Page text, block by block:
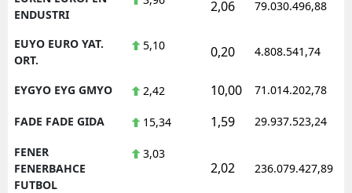
ENDUSTRI
2,06 79.030.496,88
EUYO EURO YAT.
ORT.
5,10 0,20 4.808.541,74
EYGYO EYG GMYO 2,42 10,00 71.014.202,78
FADE FADE GIDA 15,34 1,59 29.937.523,24
FENER
FENERBAHCE
FUTBOL
3,03
2,02 236.079.427,89